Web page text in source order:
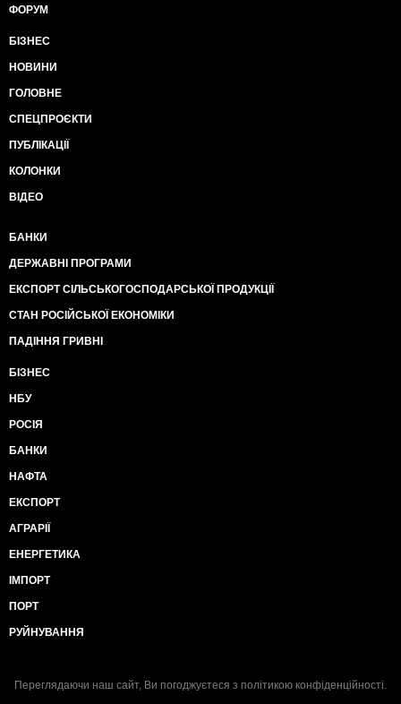
ФОРУМ
БІЗНЕС
НОВИНИ
ГОЛОВНЕ
СПЕЦПРОЄКТИ
ПУБЛІКАЦІЇ
КОЛОНКИ
ВІДЕО
БАНКИ
ДЕРЖАВНІ ПРОГРАМИ
ЕКСПОРТ СІЛЬСЬКОГОСПОДАРСЬКОЇ ПРОДУКЦІЇ
СТАН РОСІЙСЬКОЇ ЕКОНОМІКИ
ПАДІННЯ ГРИВНІ
БІЗНЕС
НБУ
РОСІЯ
БАНКИ
НАФТА
ЕКСПОРТ
АГРАРІЇ
ЕНЕРГЕТИКА
ІМПОРТ
ПОРТ
РУЙНУВАННЯ
Переглядаючи наш сайт, Ви погоджуєтеся з політикою конфіденційності.